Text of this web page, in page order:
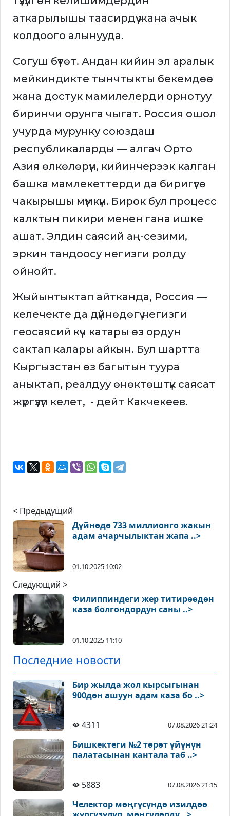
аткарылышы таасирдүү жана ачык
колдоого алынууда.
Согуш бүтөт. Андан кийин эл аралык
мейкиндикте тынчтыкты бекемдөө
жана достук мамилелерди орнотуу
биринчи орунга чыгат. Россия ошол
учурда мурунку союздаш
республикаларды — алгач Орто
Азия өлкөлөрүн, кийинчерээк калган
башка мамлекеттерди да биригүүгө
чакырышы мүмкүн. Бирок бул процесс
калктын пикири менен гана ишке
ашат. Элдин саясий аң-сезими,
эркин тандоосу негизги ролду
ойнойт.
Жыйынтыктап айтканда, Россия —
келечекте да дүйнөдөгү негизги
геосаясий күч катары өз ордун
сактап калары айкын. Бул шартта
Кыргызстан өз багытын туура
аныктап, реалдуу өнөктөштүк саясат
жүргүзүп келет, - дейт Какчекеев.
< Предыдущий
Дүйнөдө 733 миллионго жакын
адам ачарчылыктан жапа ..>
01.10.2025 10:02
Следующий >
Филиппиндеги жер титирөөдөн
каза болгондордун саны ..>
01.10.2025 11:10
Последние новости
Бир жылда жол кырсыгынан
900дөн ашуун адам каза бо ..>
4311 07.08.2026 21:24
Бишкектеги №2 төрөт үйүнүн
палатасынан кантала таб ..>
5883 07.08.2026 21:15
Челектор мөңгүсүндө изилдөө